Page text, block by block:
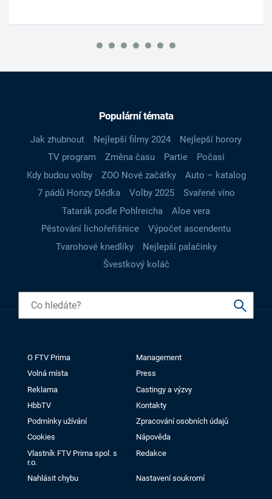
Populární témata
Jak zhubnout Nejlepší filmy 2024
Nejlepší horory
TV program
Změna času Partie
Počasí
Kdy budou volby
ZOO Nové začátky
Auto – katalog
7 pádů Honzy Dědka
Volby 2025
Svařené víno
Tatarák podle Pohlreicha
Aloe vera
Pěstování lichořeřišnice
Výpočet ascendentu
Tvarohové knedlíky
Nejlepší palačinky
Švestkový koláč
O FTV Prima
Management
Volná místa
Press
Reklama
Castingy a výzvy
HbbTV
Kontakty
Podmínky užívání
Zpracování osobních údajů
Cookies
Nápověda
Vlastník FTV Prima spol. s
r.o.
Redakce
Nahlásit chybu Nastavení soukromí